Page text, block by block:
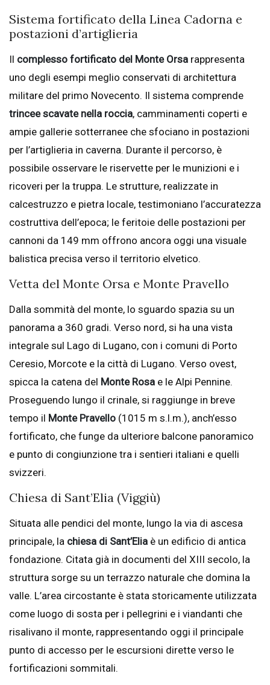
Sistema fortificato della Linea Cadorna e
postazioni d’artiglieria
Il complesso fortificato del Monte Orsa rappresenta
uno degli esempi meglio conservati di architettura
militare del primo Novecento. Il sistema comprende
trincee scavate nella roccia, camminamenti coperti e
ampie gallerie sotterranee che sfociano in postazioni
per l’artiglieria in caverna. Durante il percorso, è
possibile osservare le riservette per le munizioni e i
ricoveri per la truppa. Le strutture, realizzate in
calcestruzzo e pietra locale, testimoniano l’accuratezza
costruttiva dell’epoca; le feritoie delle postazioni per
cannoni da 149 mm offrono ancora oggi una visuale
balistica precisa verso il territorio elvetico.
Vetta del Monte Orsa e Monte Pravello
Dalla sommità del monte, lo sguardo spazia su un
panorama a 360 gradi. Verso nord, si ha una vista
integrale sul Lago di Lugano, con i comuni di Porto
Ceresio, Morcote e la città di Lugano. Verso ovest,
spicca la catena del Monte Rosa e le Alpi Pennine.
Proseguendo lungo il crinale, si raggiunge in breve
tempo il Monte Pravello (1015 m s.l.m.), anch’esso
fortificato, che funge da ulteriore balcone panoramico
e punto di congiunzione tra i sentieri italiani e quelli
svizzeri.
Chiesa di Sant’Elia (Viggiù)
Situata alle pendici del monte, lungo la via di ascesa
principale, la chiesa di Sant’Elia è un edificio di antica
fondazione. Citata già in documenti del XIII secolo, la
struttura sorge su un terrazzo naturale che domina la
valle. L’area circostante è stata storicamente utilizzata
come luogo di sosta per i pellegrini e i viandanti che
risalivano il monte, rappresentando oggi il principale
punto di accesso per le escursioni dirette verso le
fortificazioni sommitali.